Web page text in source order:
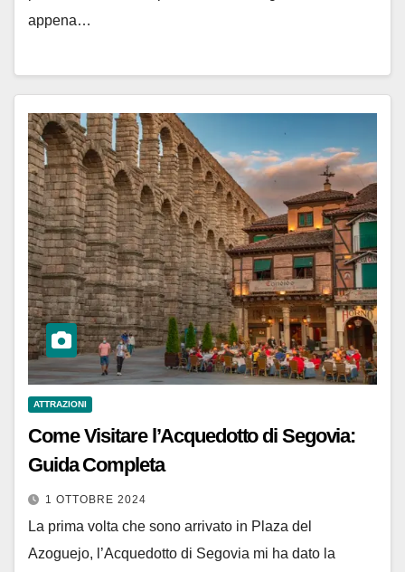
appena…
ATTRAZIONI
Come Visitare l’Acquedotto di Segovia:
Guida Completa
1 OTTOBRE 2024
La prima volta che sono arrivato in Plaza del
Azoguejo, l’Acquedotto di Segovia mi ha dato la